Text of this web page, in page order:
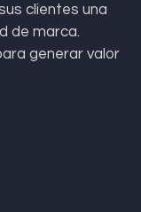
clientes una
de marca.
generar valor